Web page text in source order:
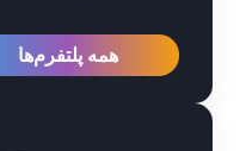
همه پلتفرم‌ها